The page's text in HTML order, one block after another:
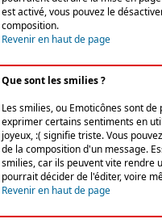
est activé, vous pouvez le
composition.
Revenir en haut de page
Que sont les smilies ?
Les smilies, ou Emoticônes sont
exprimer certains sentiments en
joyeux, :( signifie triste. Vous
de la composition d'un message.
smilies, car ils peuvent vite rendre
pourrait décider de l'éditer, voire
Revenir en haut de page